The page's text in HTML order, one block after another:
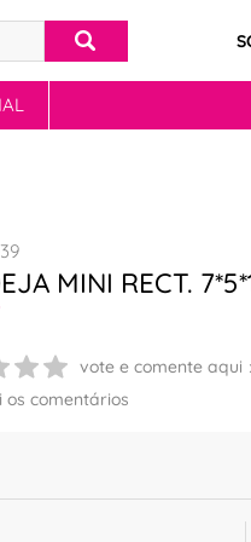
MINI RECT.
vote e comente aqui
os comentários